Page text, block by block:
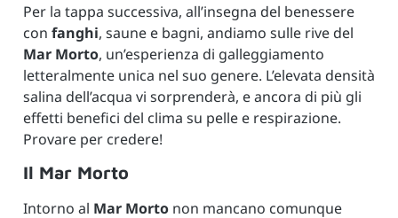
Per la tappa successiva, all’insegna del benessere
con fanghi, saune e bagni, andiamo sulle rive del
Mar Morto, un’esperienza di galleggiamento
letteralmente unica nel suo genere. L’elevata densità
salina dell’acqua vi sorprenderà, e ancora di più gli
effetti benefici del clima su pelle e respirazione.
Provare per credere!
Il Mar Morto
Intorno al Mar Morto non mancano comunque